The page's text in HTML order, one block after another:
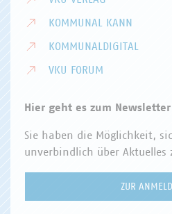
KOMMUNAL KANN
KOMMUNALDIGITAL
VKU FORUM
Hier geht es zum Newsletter
Sie haben die Möglichkeit,
unverbindlich über Aktuelles
ZUR